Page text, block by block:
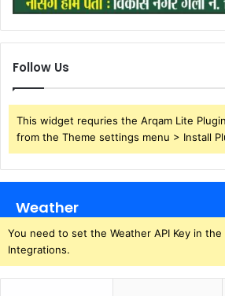
Follow Us
This widget requries the Arqam Lite
from the Theme settings menu > Install
Weather
You need to set the Weather API Key in
Integrations.